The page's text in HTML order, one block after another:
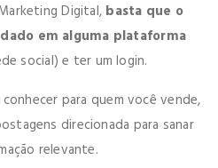
Digital, basta que o
em alguma plataforma
social) e ter um login.
para quem você vende,
direcionada para sanar
relevante.